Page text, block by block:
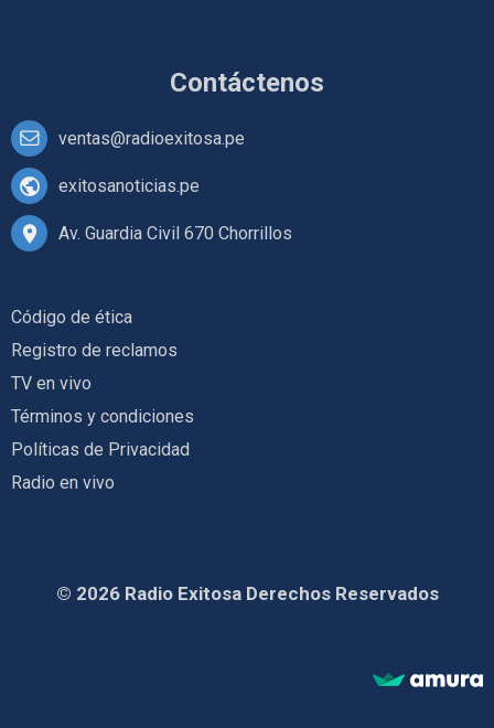
Contáctenos
ventas@radioexitosa.pe
exitosanoticias.pe
Av. Guardia Civil 670 Chorrillos
Código de ética
Registro de reclamos
TV en vivo
Términos y condiciones
Políticas de Privacidad
Radio en vivo
© 2026 Radio Exitosa Derechos Reservados